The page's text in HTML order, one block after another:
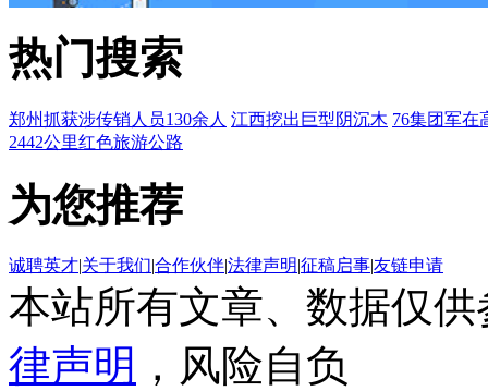
热门搜索
郑州抓获涉传销人员130余人 江西挖出巨型阴沉木 76集团军在
2442公里红色旅游公路
为您推荐
诚聘英才|关于我们|合作伙伴|法律声明|征稿启事|友链申请
本站所有文章、数据仅
律声明 ，风险自负